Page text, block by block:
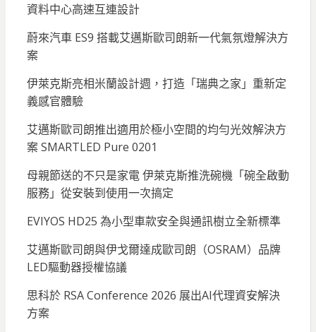
資料中心高速互連設計
蔚來汽車 ES9 搭載艾邁斯歐司朗新一代氣氛燈解決方
案
伊萊克斯亮相米蘭設計週，打造「瑞典之家」重新定
義感官體驗
艾邁斯歐司朗推出適用於極小空間的均勻光效解決方
案 SMARTLED Pure 0201
母親節送的不只是家電 伊萊克斯推洗碗機「碗全啟動
服務」從安裝到使用一次搞定
EVIYOS HD25 為小型車款安全與通訊樹立全新標準
艾邁斯歐司朗與伊戈爾達成歐司朗（OSRAM）品牌
LED驅動器授權協議
思科於 RSA Conference 2026 展出AI代理資安解決
方案